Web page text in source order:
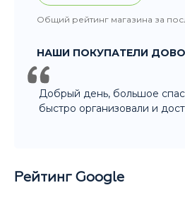
Добрый день, большое
Рейтинг Google
5,0/5